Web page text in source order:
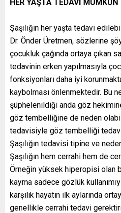
HER YAŞTA TEDAVİ MÜMKÜN
Şaşılığın her yaşta tedavi
Dr. Önder Üretmen, sözlerine
çocukluk çağında ortaya çıkan
tedavinin erken yapılmasıyla
fonksiyonları daha iyi
kaybolması önlenmektedir. Bu
şüphelenildiği anda göz hekimine
göz tembelliğine de neden
tedavisiyle göz tembelliği
Şaşılığın tedavisi tipine ve
Şaşılığın hem cerrahi hem de
Örneğin yüksek hiperopisi olan
kayma sadece gözlük
karşılık hayatın ilk aylarında
genellikle cerrahi tedavi